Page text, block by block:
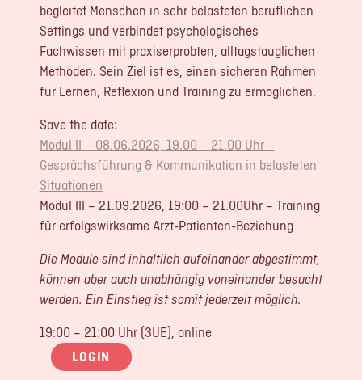
begleitet Menschen in sehr belasteten beruflichen
Settings und verbindet psychologisches
Fachwissen mit praxiserprobten, alltagstauglichen
Methoden. Sein Ziel ist es, einen sicheren Rahmen
für Lernen, Reflexion und Training zu ermöglichen.
Save the date:
Modul II – 08.06.2026, 19.00 – 21.00 Uhr –
Gesprächsführung & Kommunikation in belasteten
Situationen
Modul III – 21.09.2026, 19:00 – 21.00Uhr – Training
für erfolgswirksame Arzt-Patienten-Beziehung
Die Module sind inhaltlich aufeinander abgestimmt,
können aber auch unabhängig voneinander besucht
werden. Ein Einstieg ist somit jederzeit möglich.
19:00 – 21:00 Uhr (3UE), online
LOGIN